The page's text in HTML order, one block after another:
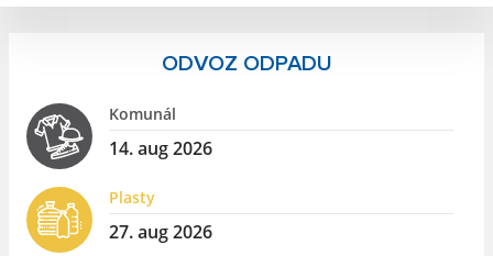
ODVOZ ODPADU
Komunál
14. aug 2026
Plasty
27. aug 2026